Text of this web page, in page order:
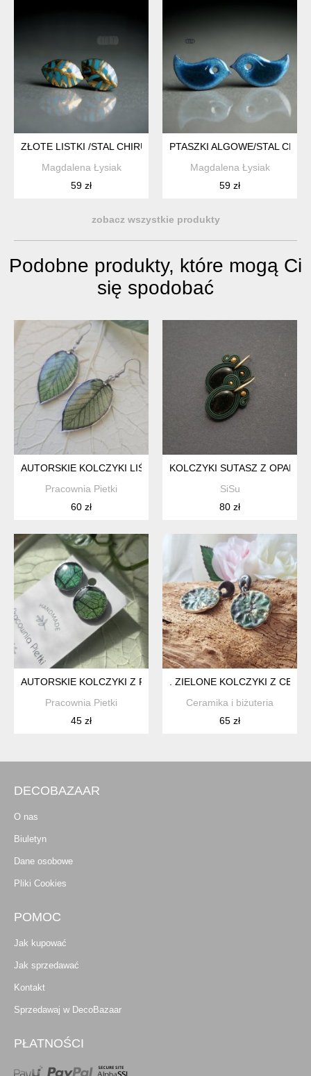
ZŁOTE LISTKI /STAL CHIRURGICZNA/
Magdalena Łysiak
59 zł
PTASZKI ALGOWE/STAL
Magdalena Łysiak
59 zł
zobacz wszystkie produkty
Podobne produkty, które mogą Ci
się spodobać
AUTORSKIE KOLCZYKI LIŚCIE WISZĄCE
Pracownia Pietki
60 zł
KOLCZYKI SUTASZ Z
SiSu
80 zł
AUTORSKIE KOLCZYKI Z FAKTURĄ LIŚCIA SZTYFTY
Pracownia Pietki
45 zł
. ZIELONE KOLCZYKI Z
Ceramika i biżuteria
65 zł
DECOBAZAAR
O nas
Biuletyn
Dane osobowe
Pliki Cookies
POMOC
Jak kupować
Jak sprzedawać
Kontakt
Sprzedawaj w DecoBazaar
PŁATNOŚCI